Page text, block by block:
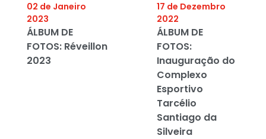
02 de Janeiro
2023
ÁLBUM DE
FOTOS: Réveillon
2023
17 de Dezembro
2022
ÁLBUM DE
FOTOS:
Inauguração do
Complexo
Esportivo
Tarcélio
Santiago da
Silveira